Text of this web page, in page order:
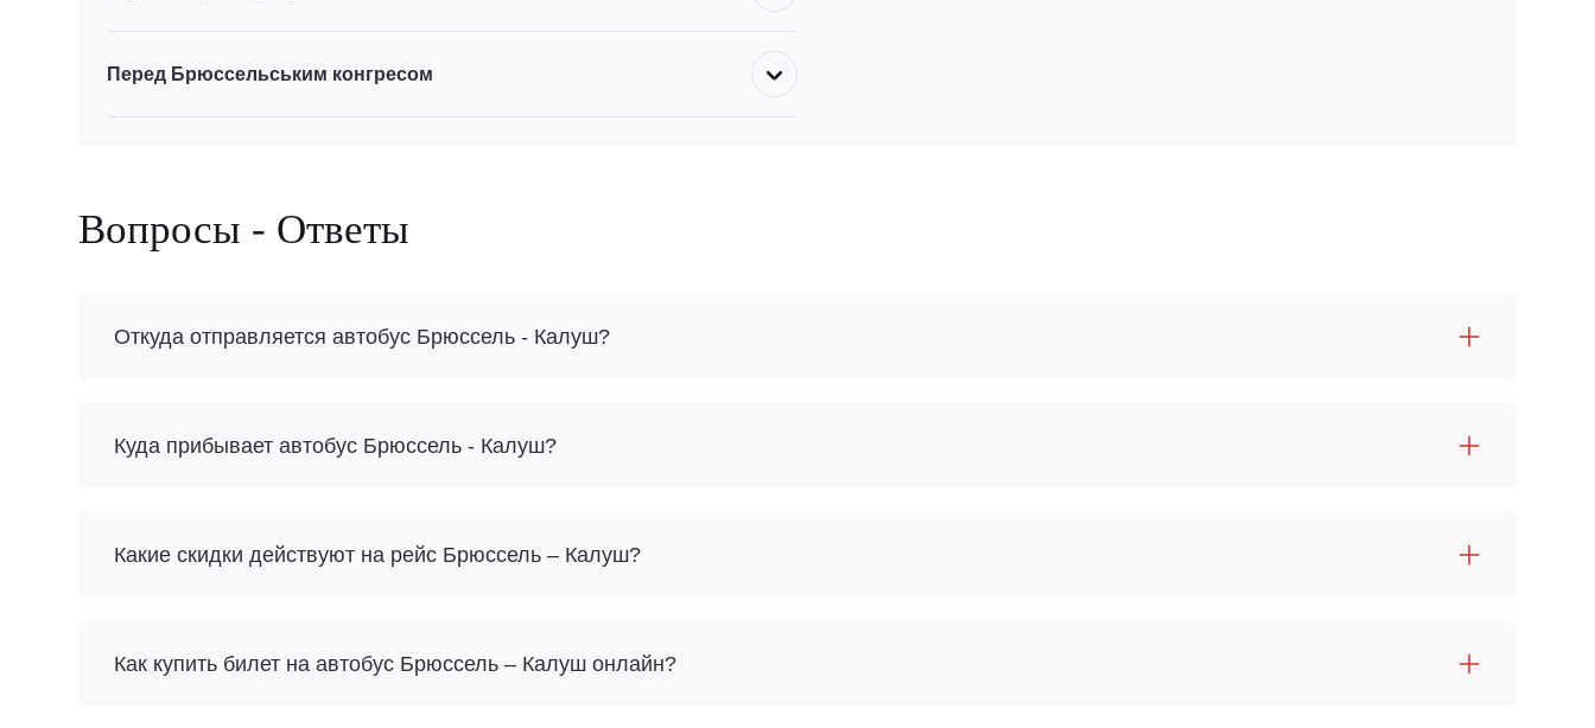
Перед Брюссельським конгресом
Вопросы - Ответы
Откуда отправляется автобус Брюссель - Калуш?
Куда прибывает автобус Брюссель - Калуш?
Какие скидки действуют на рейс Брюссель – Калуш?
Как купить билет на автобус Брюссель – Калуш онлайн?